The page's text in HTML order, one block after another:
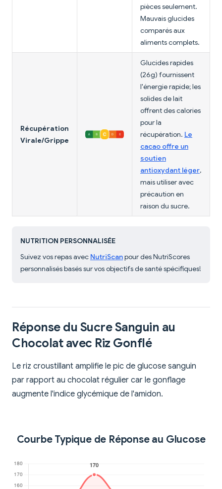
pièces seulement.
Mauvais glucides
comparés aux
aliments complets.
Récupération
Virale/Grippe
Glucides rapides
(26g) fournissent
l'énergie rapide; les
solides de lait
offrent des calories
pour la
récupération. Le
cacao offre un
soutien
antioxydant léger,
mais utiliser avec
précaution en
raison du sucre.
NUTRITION PERSONNALISÉE
Suivez vos repas avec NutriScanpour des NutriScores
personnalisés basés sur vos objectifs de santé spécifiques!
Réponse du Sucre Sanguin au
Chocolat avec Riz Gonflé
Le riz croustillant amplifie le pic de glucose sanguin
par rapport au chocolat régulier car le gonflage
augmente l'indice glycémique de l'amidon.
Courbe Typique de Réponse au Glucose